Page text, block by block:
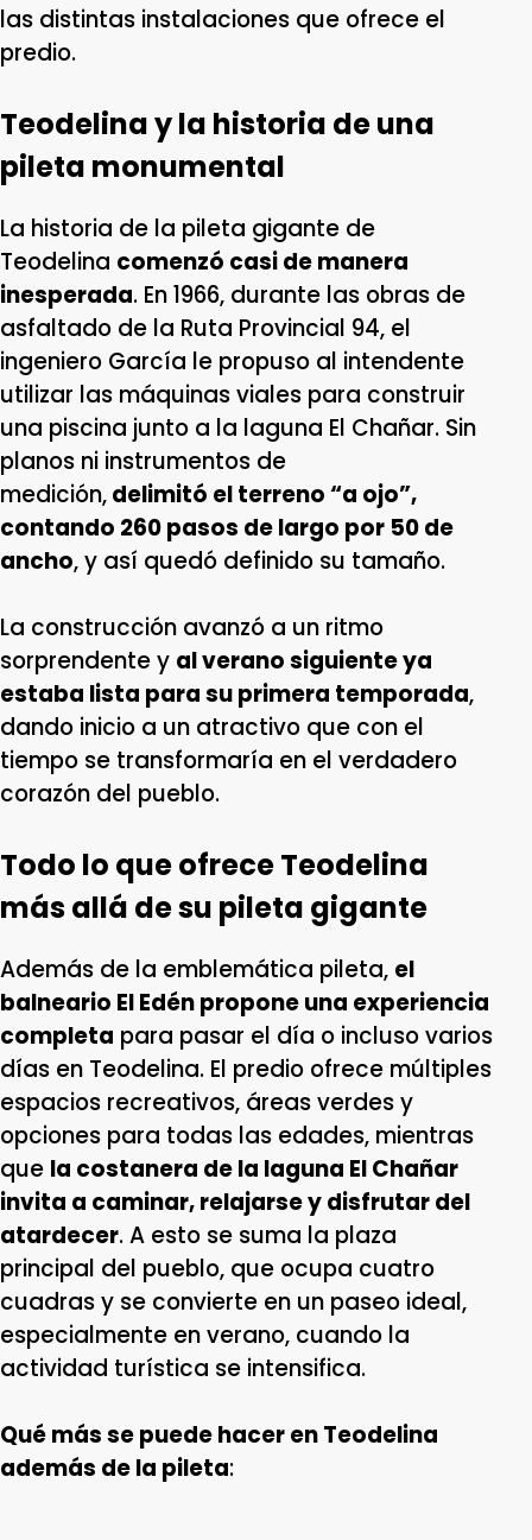
las distintas instalaciones que ofrece el
predio.
Teodelina y la historia de una
pileta monumental
La historia de la pileta gigante de
Teodelina comenzó casi de manera
inesperada. En 1966, durante las obras de
asfaltado de la Ruta Provincial 94, el
ingeniero García le propuso al intendente
utilizar las máquinas viales para construir
una piscina junto a la laguna El Chañar. Sin
planos ni instrumentos de
medición,delimitó el terreno “a ojo”,
contando 260 pasos de largo por 50 de
ancho, y así quedó definido su tamaño.
La construcción avanzó a un ritmo
sorprendente y al verano siguiente ya
estaba lista para su primera temporada,
dando inicio a un atractivo que con el
tiempo se transformaría en el verdadero
corazón del pueblo.
Todo lo que ofrece Teodelina
más allá de su pileta gigante
Además de la emblemática pileta, el
balneario El Edén propone una experiencia
completa para pasar el día o incluso varios
días en Teodelina. El predio ofrece múltiples
espacios recreativos, áreas verdes y
opciones para todas las edades, mientras
que la costanera de la laguna El Chañar
invita a caminar, relajarse y disfrutar del
atardecer. A esto se suma la plaza
principal del pueblo, que ocupa cuatro
cuadras y se convierte en un paseo ideal,
especialmente en verano, cuando la
actividad turística se intensifica.
Qué más se puede hacer en Teodelina
además de la pileta: